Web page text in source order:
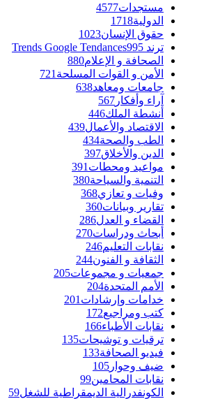
مستجدات4577
الدولية1718
حقوق الإنسان1023
ترند Trends Google Tendances 995
الصحافة و الإعلام880
الأمن و القوات المسلحة 721
جامعات ومعاهد638
آراء وأفكار 567
أنشطة الملك446
الاقتصاد والأعمال439
الطب والصحة434
الدين والأخلاق397
مواعيد ومحطات 391
التنمية والسياحة380
وفيات و تعازي368
تقارير وبيانات360
القضاء و العدل286
أبحاث ودراسات270
نقابات التعليم246
الثقافة و الفنون244
جمعيات و مجموعات205
الأمم المتحدة204
خدامات وإرشادات 201
كتب ومراجيع172
نقابات الأطباء166
ترقيات و توشيحات135
فيديو الصحافة133
ضيف وحوار 105
نقابات المحامين99
الكونفدرالية الديمقراطية للشغل59